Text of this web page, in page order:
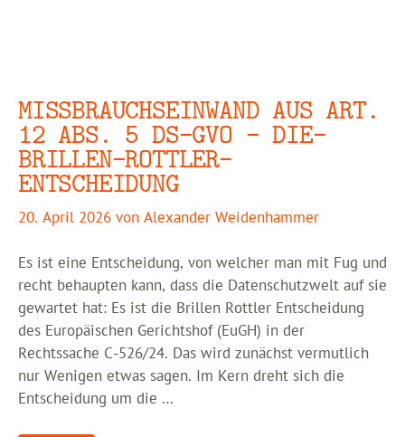
MISSBRAUCHSEINWAND AUS ART.
12 ABS. 5 DS-GVO – DIE-
BRILLEN-ROTTLER-
ENTSCHEIDUNG
20. April 2026 von Alexander Weidenhammer
Es ist eine Entscheidung, von welcher man mit Fug und
recht behaupten kann, dass die Datenschutzwelt auf sie
gewartet hat: Es ist die Brillen Rottler Entscheidung
des Europäischen Gerichtshof (EuGH) in der
Rechtssache C-526/24. Das wird zunächst vermutlich
nur Wenigen etwas sagen. Im Kern dreht sich die
Entscheidung um die …